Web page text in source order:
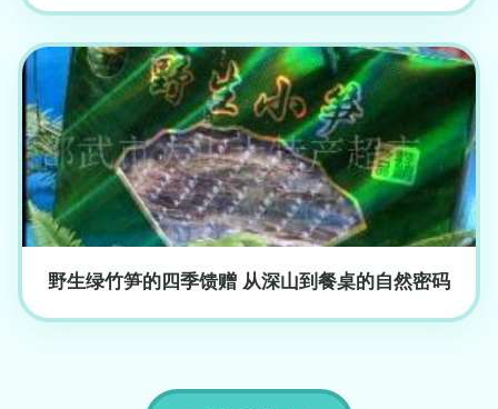
野生绿竹笋的四季馈赠 从深山到餐桌的自然密码